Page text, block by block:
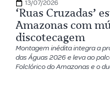
13/07/2026
‘Ruas Cruzadas’
Amazonas com
discotecagem
Montagem inédita integra a
das Águas 2026 e leva ao
Folclórico do Amazonas e o